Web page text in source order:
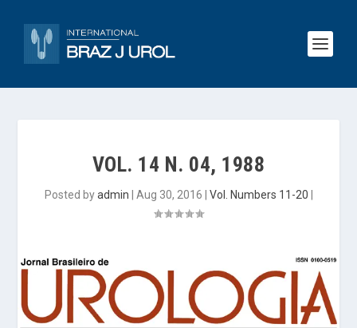
VOL. 14 N. 04, 1988
Posted byadmin Aug 30, 2016 Vol. Numbers 11-20